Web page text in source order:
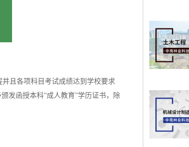
且各项科目考试成绩达到学校要求
发函授本科“成人教育”学历证书，除